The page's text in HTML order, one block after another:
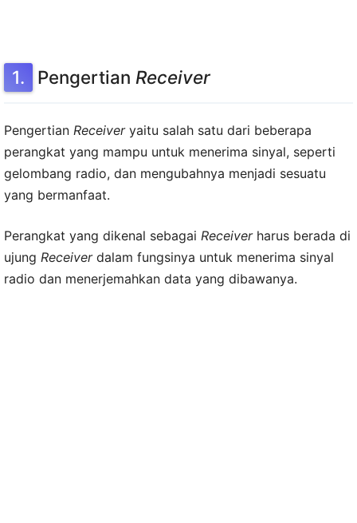
Pengertian Receiver
Pengertian Receiveryaitu salah satu dari beberapa
perangkat yang mampu untuk menerima sinyal, seperti
gelombang radio, dan mengubahnya menjadi sesuatu
yang bermanfaat.
Perangkat yang dikenal sebagai Receiverharus berada di
ujung Receiverdalam fungsinya untuk menerima sinyal
radio dan menerjemahkan data yang dibawanya.